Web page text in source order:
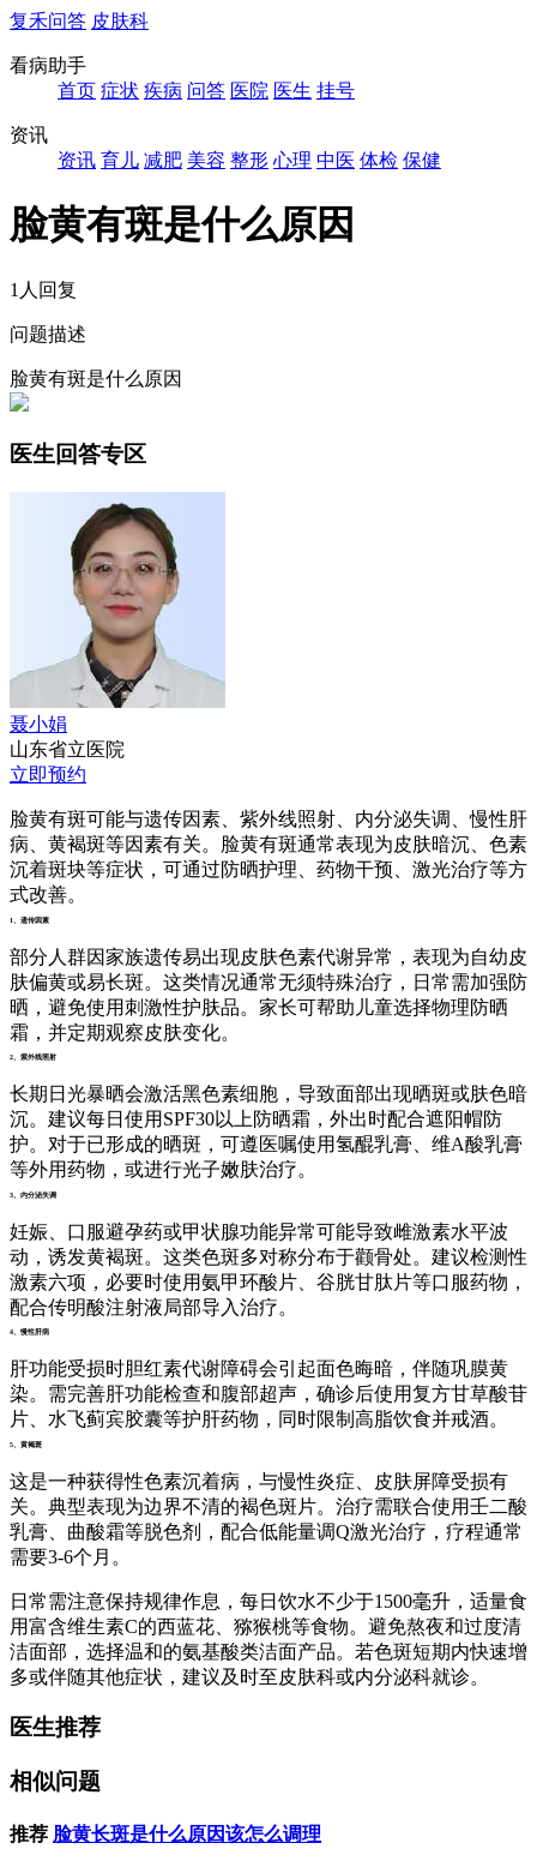
复禾问答 皮肤科
看病助手
首页 症状 疾病 问答 医院 医生 挂号
资讯
资讯 育儿 减肥 美容 整形 心理 中医 体检 保健
脸黄有斑是什么原因
1人回复
问题描述
脸黄有斑是什么原因
医生回答专区
聂小娟
山东省立医院
立即预约
脸黄有斑可能与遗传因素、紫外线照射、内分泌失调、慢性肝
病、黄褐斑等因素有关。脸黄有斑通常表现为皮肤暗沉、色素
沉着斑块等症状，可通过防晒护理、药物干预、激光治疗等方
式改善。
1、遗传因素
部分人群因家族遗传易出现皮肤色素代谢异常，表现为自幼皮
肤偏黄或易长斑。这类情况通常无须特殊治疗，日常需加强防
晒，避免使用刺激性护肤品。家长可帮助儿童选择物理防晒
霜，并定期观察皮肤变化。
2、紫外线照射
长期日光暴晒会激活黑色素细胞，导致面部出现晒斑或肤色暗
沉。建议每日使用SPF30以上防晒霜，外出时配合遮阳帽防
护。对于已形成的晒斑，可遵医嘱使用氢醌乳膏、维A酸乳膏
等外用药物，或进行光子嫩肤治疗。
3、内分泌失调
妊娠、口服避孕药或甲状腺功能异常可能导致雌激素水平波
动，诱发黄褐斑。这类色斑多对称分布于颧骨处。建议检测性
激素六项，必要时使用氨甲环酸片、谷胱甘肽片等口服药物，
配合传明酸注射液局部导入治疗。
4、慢性肝病
肝功能受损时胆红素代谢障碍会引起面色晦暗，伴随巩膜黄
染。需完善肝功能检查和腹部超声，确诊后使用复方甘草酸苷
片、水飞蓟宾胶囊等护肝药物，同时限制高脂饮食并戒酒。
5、黄褐斑
这是一种获得性色素沉着病，与慢性炎症、皮肤屏障受损有
关。典型表现为边界不清的褐色斑片。治疗需联合使用壬二酸
乳膏、曲酸霜等脱色剂，配合低能量调Q激光治疗，疗程通常
需要3-6个月。
日常需注意保持规律作息，每日饮水不少于1500毫升，适量食
用富含维生素C的西蓝花、猕猴桃等食物。避免熬夜和过度清
洁面部，选择温和的氨基酸类洁面产品。若色斑短期内快速增
多或伴随其他症状，建议及时至皮肤科或内分泌科就诊。
医生推荐
相似问题
推荐 脸黄长斑是什么原因该怎么调理